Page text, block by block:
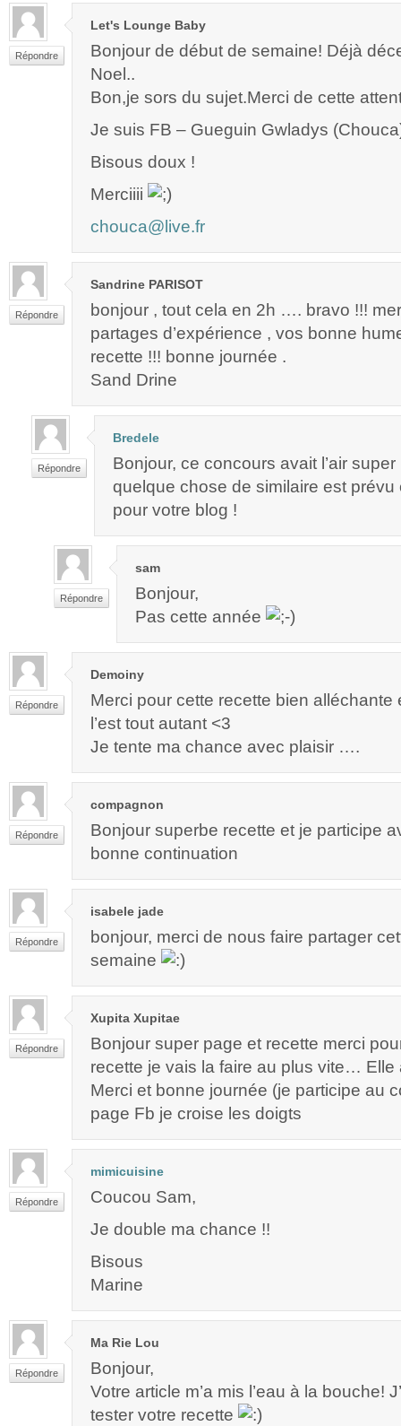
Répondre
Let's Lounge Baby
Bonjour de début de semaine! Déjà
Noel..
Bon,je sors du sujet.Merci de cette
Je suis FB – Gueguin Gwladys
Bisous doux !
Merciiii
chouca@live.fr
Répondre
Sandrine PARISOT
bonjour , tout cela en 2h …. bravo !!!
partages d’expérience , vos bonne
recette !!! bonne journée .
Sand Drine
Répondre
Bredele
Bonjour, ce concours avait l’air
quelque chose de similaire est
pour votre blog !
Répondre
sam
Bonjour,
Pas cette année
Répondre
Demoiny
Merci pour cette recette bien alléchante
l’est tout autant <3
Je tente ma chance avec plaisir ….
Répondre
compagnon
Bonjour superbe recette et je participe
bonne continuation
Répondre
isabele jade
bonjour, merci de nous faire partager
semaine
Répondre
Xupita Xupitae
Bonjour super page et recette merci
recette je vais la faire au plus vite… Elle
Merci et bonne journée (je participe au
page Fb je croise les doigts
Répondre
mimicuisine
Coucou Sam,
Je double ma chance !!
Bisous
Marine
Répondre
Ma Rie Lou
Bonjour,
Votre article m’a mis l’eau à la bouche!
tester votre recette